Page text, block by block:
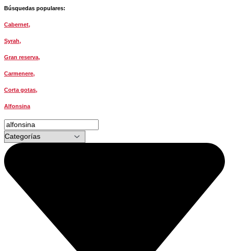
Búsquedas populares:
Cabernet,
Syrah,
Gran reserva,
Carmenere,
Corta gotas,
Alfonsina